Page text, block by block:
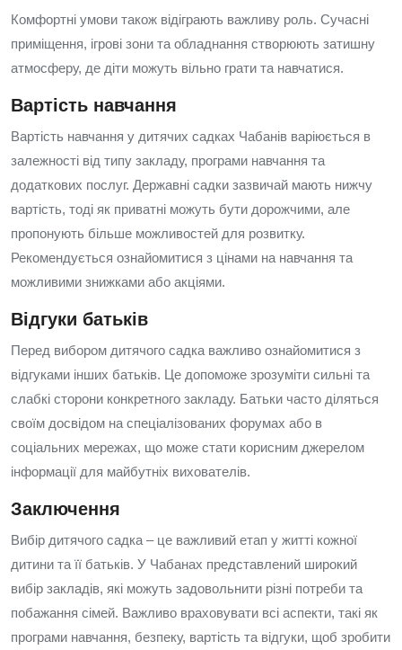
Комфортні умови також відіграють важливу роль. Сучасні
приміщення, ігрові зони та обладнання створюють затишну
атмосферу, де діти можуть вільно грати та навчатися.
Вартість навчання
Вартість навчання у дитячих садках Чабанів варіюється в
залежності від типу закладу, програми навчання та
додаткових послуг. Державні садки зазвичай мають нижчу
вартість, тоді як приватні можуть бути дорожчими, але
пропонують більше можливостей для розвитку.
Рекомендується ознайомитися з цінами на навчання та
можливими знижками або акціями.
Відгуки батьків
Перед вибором дитячого садка важливо ознайомитися з
відгуками інших батьків. Це допоможе зрозуміти сильні та
слабкі сторони конкретного закладу. Батьки часто діляться
своїм досвідом на спеціалізованих форумах або в
соціальних мережах, що може стати корисним джерелом
інформації для майбутніх вихователів.
Заключення
Вибір дитячого садка – це важливий етап у житті кожної
дитини та її батьків. У Чабанах представлений широкий
вибір закладів, які можуть задовольнити різні потреби та
побажання сімей. Важливо враховувати всі аспекти, такі як
програми навчання, безпеку, вартість та відгуки, щоб зробити